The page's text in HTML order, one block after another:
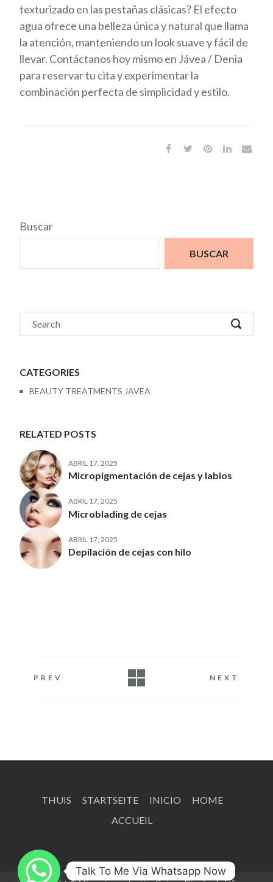
texturizado en las pestañas clásicas? El efecto
agua ofrece una belleza única y natural que llama
la atención, manteniendo un look suave y fácil de
llevar. Contáctanos hoy mismo en Jávea / Denia
para reservar tu cita y experimentar la
combinación perfecta de simplicidad y estilo.
Buscar
BUSCAR
CATEGORIES
BEAUTY TREATMENTS JAVEA
RELATED POSTS
ABRIL 17, 2025
Micropigmentación de cejas y labios
ABRIL 17, 2025
Microblading de cejas
ABRIL 17, 2025
Depilación de cejas con hilo
PREV NEXT
THUIS STARTSEITE INICIO
HOME
ACCUEIL
Talk To Me Via Whatsapp Now